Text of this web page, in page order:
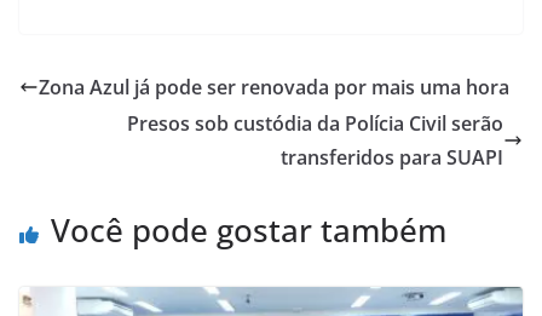
Zona Azul já pode ser renovada por mais uma hora
Presos sob custódia da Polícia Civil serão
transferidos para SUAPI
Você pode gostar também